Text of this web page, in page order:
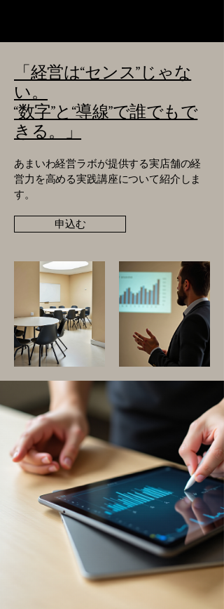
「経営は“センス”じゃな
い。
“数字”と“導線”で誰でもで
きる。」
あまいわ経営ラボが提供する実店舗の経
営力を高める実践講座について紹介しま
す。
申込む